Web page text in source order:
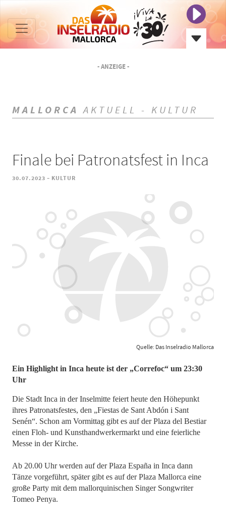
- ANZEIGE -
MALLORCA AKTUELL - KULTUR
Finale bei Patronatsfest in Inca
30.07.2023 - KULTUR
Quelle: Das Inselradio Mallorca
Ein Highlight in Inca heute ist der „Correfoc“ um 23:30
Uhr
Die Stadt Inca in der Inselmitte feiert heute den Höhepunkt
ihres Patronatsfestes, den „Fiestas de Sant Abdón i Sant
Senén“. Schon am Vormittag gibt es auf der Plaza del Bestiar
einen Floh- und Kunsthandwerkermarkt und eine feierliche
Messe in der Kirche.
Ab 20.00 Uhr werden auf der Plaza España in Inca dann
Tänze vorgeführt, später gibt es auf der Plaza Mallorca eine
große Party mit dem mallorquinischen Singer Songwriter
Tomeo Penya.